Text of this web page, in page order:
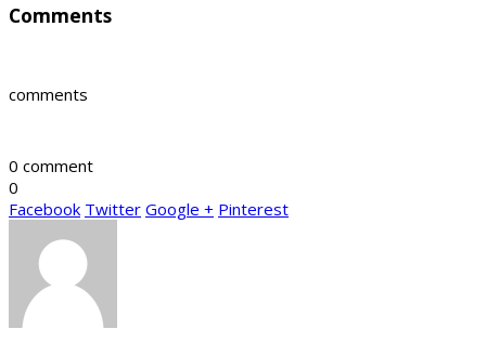
Comments
comments
0 comment
0
Facebook Twitter Google + Pinterest